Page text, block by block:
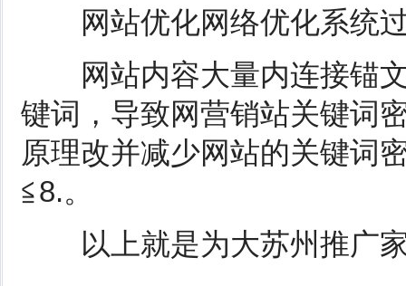
网站优化网络优化系统
网站内容大量内连接锚文
键词，导致网营销站关键词
原理改并减少网站的关键词
≦8.。
以上就是为大苏州推广